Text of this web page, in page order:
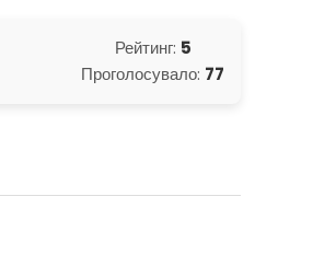
Рейтинг: 5
Проголосувало: 77